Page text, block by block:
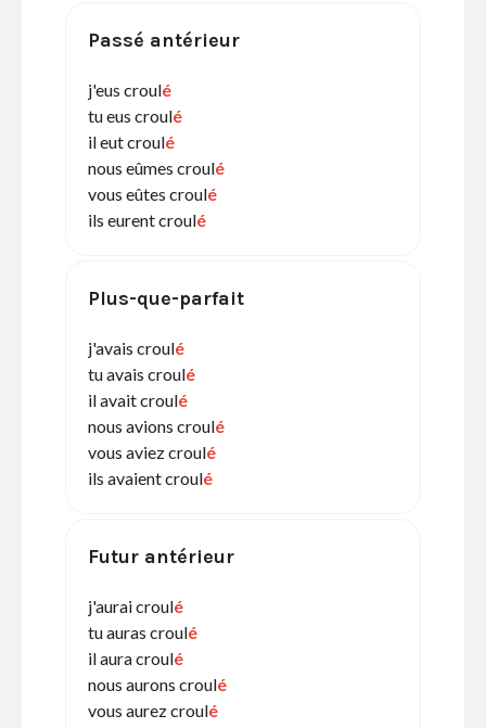
Passé antérieur
j'eus croulé
tu eus croulé
il eut croulé
nous eûmes croulé
vous eûtes croulé
ils eurent croulé
Plus-que-parfait
j'avais croulé
tu avais croulé
il avait croulé
nous avions croulé
vous aviez croulé
ils avaient croulé
Futur antérieur
j'aurai croulé
tu auras croulé
il aura croulé
nous aurons croulé
vous aurez croulé